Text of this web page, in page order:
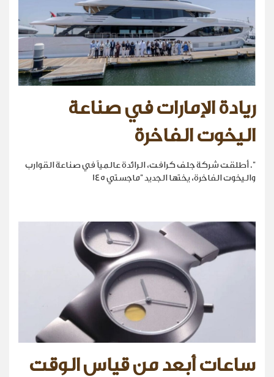
ريادة الإمارات في صناعة
اليخوت الفاخرة
". أطلقت شركة جلف كرافت، الرائدة عالمياً في صناعة القوارب
واليخوت الفاخرة، يختها الجديد "ماجستي 145
ساعات أبعد من قياس الوقت